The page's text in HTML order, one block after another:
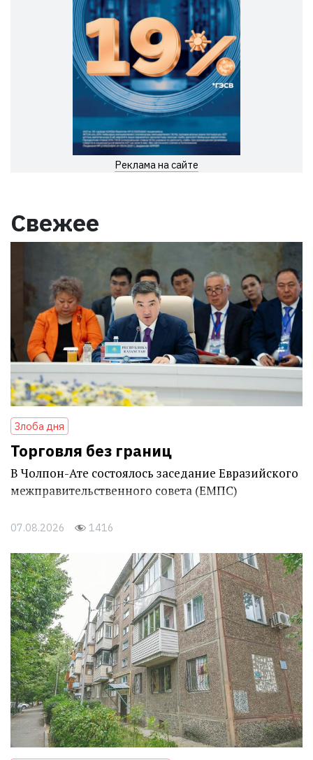
Реклама на сайте
Свежее
Злоба дня
Торговля без границ
В Чолпон-Ате состоялось заседание Евразийского
межправительственного совета (ЕМПС)
07.08.2026 1416